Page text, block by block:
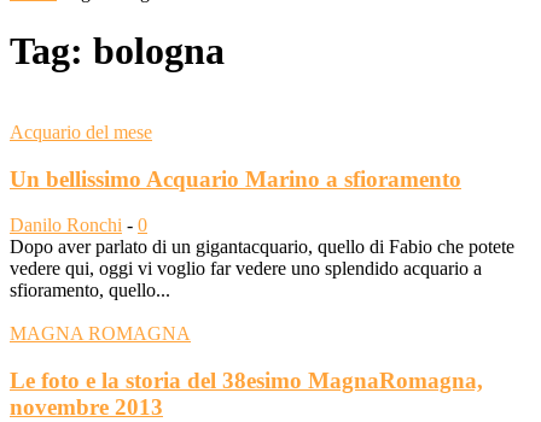
Tag: bologna
Acquario del mese
Un bellissimo Acquario Marino a sfioramento
Danilo Ronchi - 0
Dopo aver parlato di un gigantacquario, quello di Fabio che potete
vedere qui, oggi vi voglio far vedere uno splendido acquario a
sfioramento, quello...
MAGNA ROMAGNA
Le foto e la storia del 38esimo MagnaRomagna,
novembre 2013